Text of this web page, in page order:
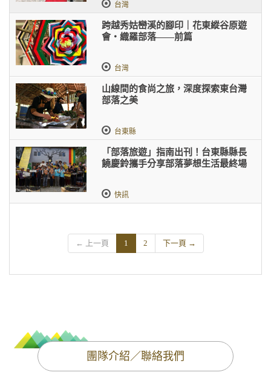
台灣
跨越秀姑巒溪的腳印｜花東縱谷原遊
會・織羅部落——前篇
台灣
山線間的食尚之旅，深度探索東台灣
部落之美
台東縣
「部落旅遊」指南出刊！台東縣縣長
饒慶鈴攜手分享部落夢想生活最終場
快訊
← 上一頁 1 2 下一頁 →
團隊介紹／聯絡我們